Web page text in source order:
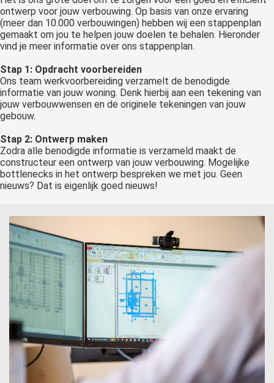
ontwerp voor jouw verbouwing. Op basis van onze ervaring
(meer dan 10.000 verbouwingen) hebben wij een stappenplan
gemaakt om jou te helpen jouw doelen te behalen. Hieronder
vind je meer informatie over ons stappenplan.
Stap 1: Opdracht voorbereiden
Ons team werkvoorbereiding verzamelt de benodigde
informatie van jouw woning. Denk hierbij aan een tekening van
jouw verbouwwensen en de originele tekeningen van jouw
gebouw.
Stap 2: Ontwerp maken
Zodra alle benodigde informatie is verzameld maakt de
constructeur een ontwerp van jouw verbouwing. Mogelijke
bottlenecks in het ontwerp bespreken we met jou. Geen
nieuws? Dat is eigenlijk goed nieuws!